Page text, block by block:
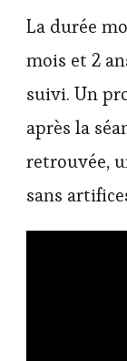
La durée
mois et 2
suivi. Un
après la
retrouvée,
sans